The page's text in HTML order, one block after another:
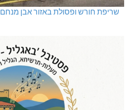
שריפת חורש ופסולת באזור אבן מנחם